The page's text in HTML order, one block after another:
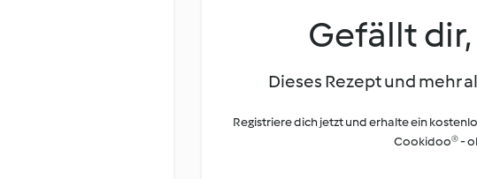
Gefällt
Dieses Rezept und mehr
Registriere dich jetzt und erhalte ein
Cookidoo® -